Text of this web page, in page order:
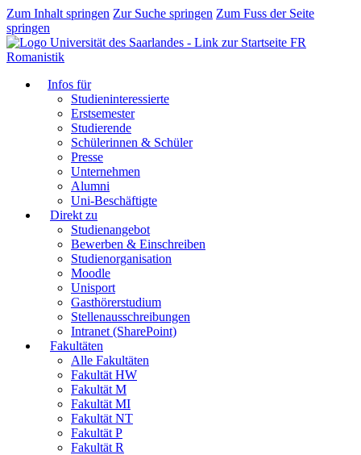
Zum Inhalt springen Zur Suche springen Zum Fuss der Seite
springen
FR
Romanistik
Infos für
Studieninteressierte
Erstsemester
Studierende
Schülerinnen & Schüler
Presse
Unternehmen
Alumni
Uni-Beschäftigte
Direkt zu
Studienangebot
Bewerben & Einschreiben
Studienorganisation
Moodle
Unisport
Gasthörerstudium
Stellenausschreibungen
Intranet (SharePoint)
Fakultäten
Alle Fakultäten
Fakultät HW
Fakultät M
Fakultät MI
Fakultät NT
Fakultät P
Fakultät R